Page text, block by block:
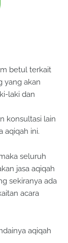
betul terkait
yang akan
laki dan
konsultasi lain
aqiqah ini.
seluruh
jasa aqiqah
sekiranya ada
acara
aqiqah